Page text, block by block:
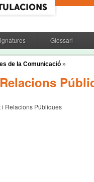
Glossari
de la Comunicació »
Relacions Públiques